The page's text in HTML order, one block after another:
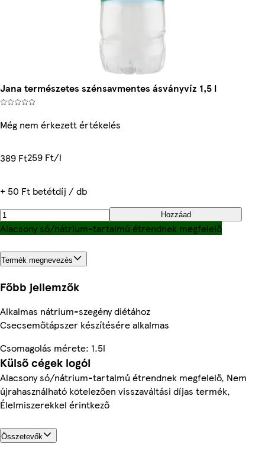
Jana természetes szénsavmentes ásványvíz 1,5 l
Még nem érkezett értékelés
389 Ft259 Ft/l
+ 50 Ft betétdíj / db
Hozzáad
Alacsony só/nátrium-tartalmú étrendnek megfelelő
Termék megnevezés
Főbb jellemzők
Alkalmas nátrium-szegény diétához
Csecsemőtápszer készítésére alkalmas
Csomagolás mérete: 1.5l
Külső cégek logói
Alacsony só/nátrium-tartalmú étrendnek megfelelő, Nem
újrahasználható kötelezően visszaváltási díjas termék,
Élelmiszerekkel érintkező
Összetevők